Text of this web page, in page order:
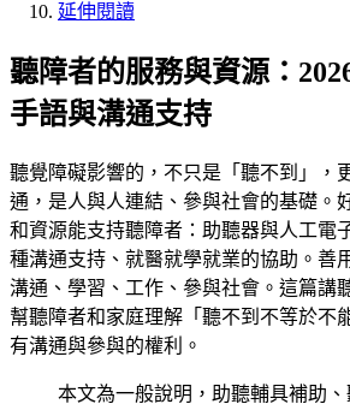
延伸閱讀
聽障者的服務與資源：
手語與溝通支持
聽覺障礙影響的，不只是「聽不到」
通，是人與人連結、參與社會的基礎。
和資源能支持聽障者：助聽器與人工電
種溝通支持、就醫就學就業的協助。善
溝通、學習、工作、參與社會。這篇講
幫聽障者和家庭理解「聽不到不等於不
有溝通與參與的權利。
本文為一般說明，助聽輔具補助